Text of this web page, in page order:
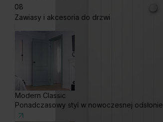
08
Zawiasy i akcesoria do drzwi
Modern Classic
Ponadczasowy styl w nowoczesnej odsłonie